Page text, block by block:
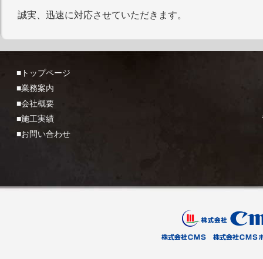
誠実、迅速に対応させていただきます。
■トップページ
■業務案内
■会社概要
■施工実績
■お問い合わせ